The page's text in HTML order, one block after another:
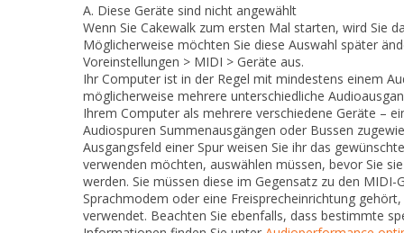
A. Diese Geräte sind nicht angewählt
Wenn Sie Cakewalk zum ersten Mal starten, wird Sie
Möglicherweise möchten Sie diese Auswahl später
Voreinstellungen > MIDI > Geräte aus.
Ihr Computer ist in der Regel mit mindestens einem
möglicherweise mehrere unterschiedliche
Ihrem Computer als mehrere verschiedene Geräte –
Audiospuren Summenausgängen oder Bussen
Ausgangsfeld einer Spur weisen Sie ihr das
verwenden möchten, auswählen müssen, bevor Sie
werden. Sie müssen diese im Gegensatz zu den
Sprachmodem oder eine Freisprecheinrichtung
verwendet. Beachten Sie ebenfalls, dass bestimmte